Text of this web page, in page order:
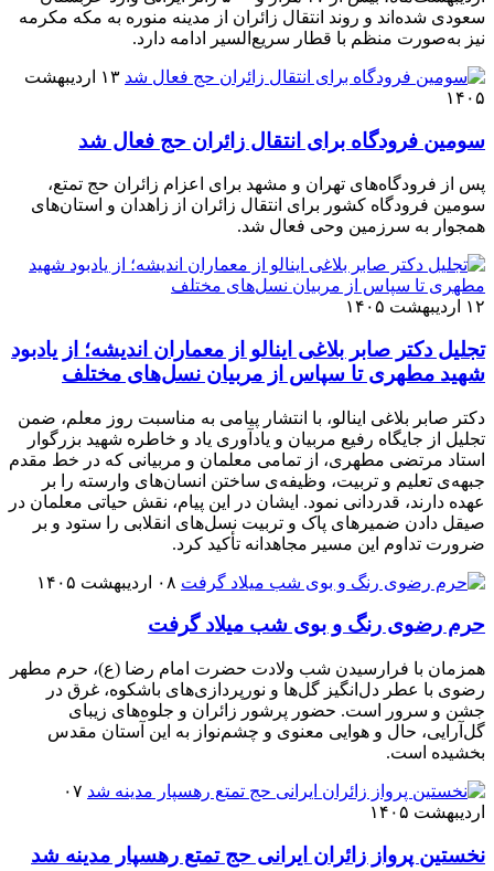
سعودی شده‌اند و روند انتقال زائران از مدینه منوره به مکه مکرمه
نیز به‌صورت منظم با قطار سریع‌السیر ادامه دارد.
۱۳ اردیبهشت
۱۴۰۵
سومین فرودگاه برای انتقال زائران حج فعال شد
پس از فرودگاه‌های تهران و مشهد برای اعزام زائران حج تمتع،
سومین فرودگاه کشور برای انتقال زائران از زاهدان و استان‌‎های
همجوار به سرزمین وحی فعال شد.
۱۲ اردیبهشت ۱۴۰۵
تجلیل دکتر صابر بلاغی اینالو از معماران اندیشه؛ از یادبود
شهید مطهری تا سپاس از مربیان نسل‌های مختلف
دکتر صابر بلاغی اینالو، با انتشار پیامی به مناسبت روز معلم، ضمن
تجلیل از جایگاه رفیع مربیان و یادآوری یاد و خاطره شهید بزرگوار
استاد مرتضی مطهری، از تمامی معلمان و مربیانی که در خط مقدم
جبهه‌ی تعلیم و تربیت، وظیفه‌ی ساختن انسان‌های وارسته را بر
عهده دارند، قدردانی نمود. ایشان در این پیام، نقش حیاتی معلمان در
صیقل دادن ضمیرهای پاک و تربیت نسل‌های انقلابی را ستود و بر
ضرورت تداوم این مسیر مجاهدانه تأکید کرد.
۰۸ اردیبهشت ۱۴۰۵
حرم رضوی رنگ و بوی شب میلاد گرفت
همزمان با فرارسیدن شب ولادت حضرت امام رضا (ع)، حرم مطهر
رضوی با عطر دل‌انگیز گل‌ها و نورپردازی‌های باشکوه، غرق در
جشن و سرور است. حضور پرشور زائران و جلوه‌های زیبای
گل‌آرایی، حال و هوایی معنوی و چشم‌نواز به این آستان مقدس
بخشیده است.
۰۷
اردیبهشت ۱۴۰۵
نخستین پرواز زائران ایرانی حج تمتع رهسپار مدینه شد